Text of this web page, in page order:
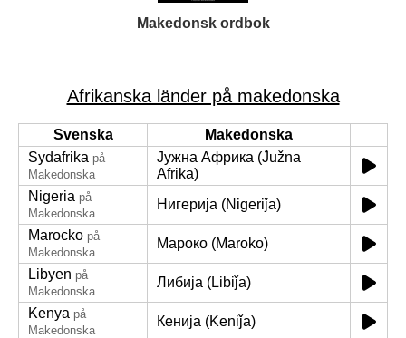
Makedonsk ordbok
Afrikanska länder på makedonska
Svenska
Makedonska
Sydafrika på
Makedonska
Јужна Африка (J̌užna
Afrika)
Nigeria på
Makedonska
Нигерија (Nigeriǰa)
Marocko på
Makedonska
Мароко (Maroko)
Libyen på
Makedonska
Либија (Libiǰa)
Kenya på
Makedonska
Кенија (Keniǰa)